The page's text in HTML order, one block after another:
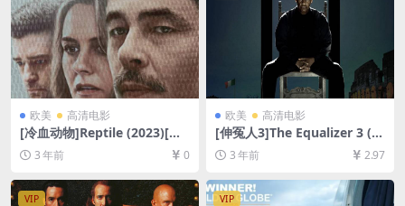
欧美 高清电影
[冷血动物]Reptile (2023)[百
度网盘+夸克网盘1080P超清
未删减资源][网盘在线播放/下
载][MP4/8.6GB][中文字幕]
3 年前 0
欧美 高清电影
[伸冤人3]The Equalizer 3 (2
023)[百度网盘+夸克网盘1080
P超清未删减资源][网盘在线播
放/下载][MP4/7GB][中英字
幕]
3 年前 2.97
VIP VIP